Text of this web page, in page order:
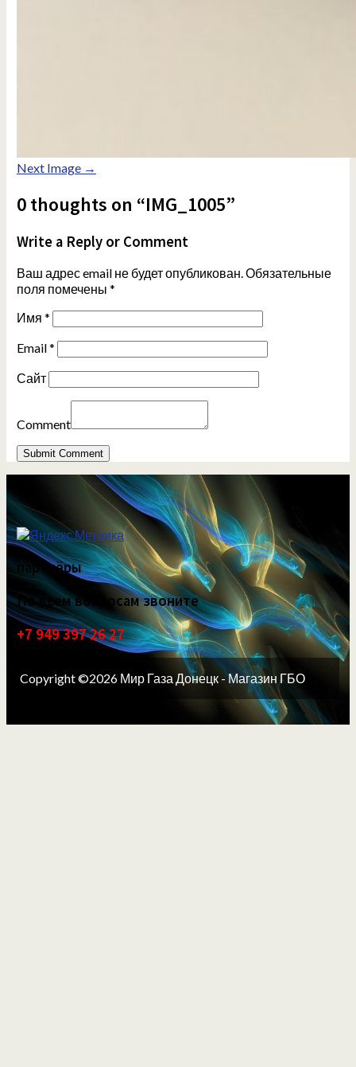
Next Image →
0 thoughts on “IMG_1005”
Write a Reply or Comment
Ваш адрес email не будет опубликован.Обязательные
поля помечены *
Имя *
Email*
Сайт
Comment
партнёры
По всем вопросам звоните
+7 949 397 26 27
Copyright ©2026 Мир Газа Донецк - Магазин ГБО